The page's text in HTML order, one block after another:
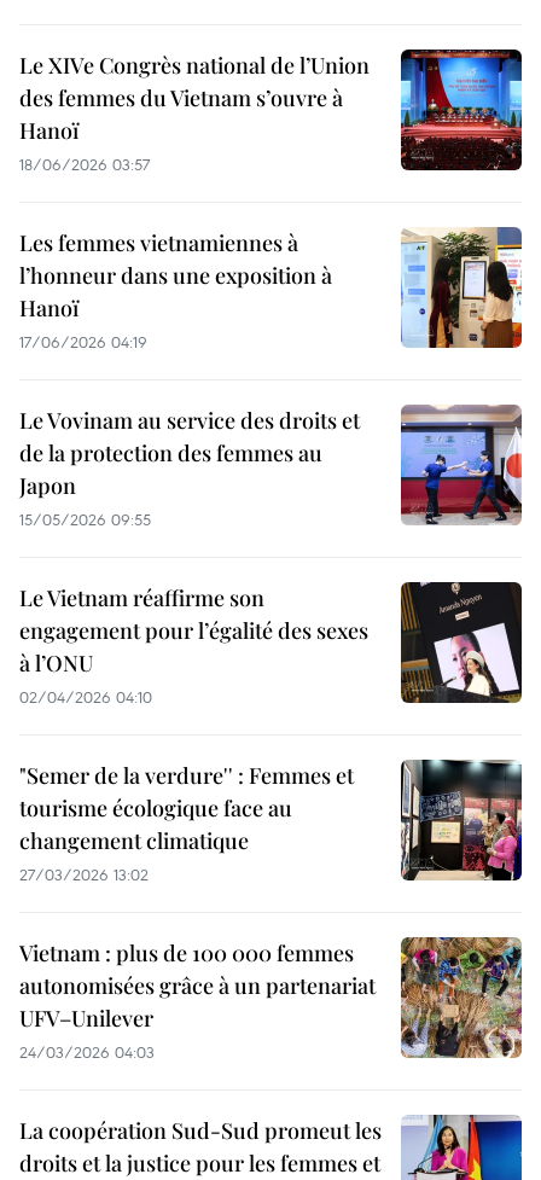
Le XIVe Congrès national de l’Union
des femmes du Vietnam s’ouvre à
Hanoï
18/06/2026 03:57
Les femmes vietnamiennes à
l’honneur dans une exposition à
Hanoï
17/06/2026 04:19
Le Vovinam au service des droits et
de la protection des femmes au
Japon
15/05/2026 09:55
Le Vietnam réaffirme son
engagement pour l’égalité des sexes
à l’ONU
02/04/2026 04:10
"Semer de la verdure'' : Femmes et
tourisme écologique face au
changement climatique
27/03/2026 13:02
Vietnam : plus de 100 000 femmes
autonomisées grâce à un partenariat
UFV–Unilever
24/03/2026 04:03
La coopération Sud-Sud promeut les
droits et la justice pour les femmes et